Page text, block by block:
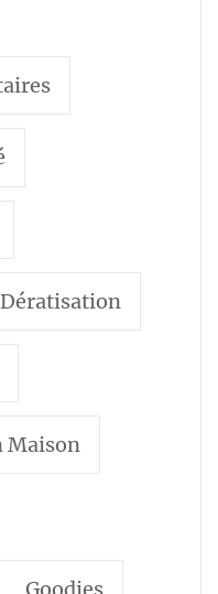
Dératisation
Maison
Goodies